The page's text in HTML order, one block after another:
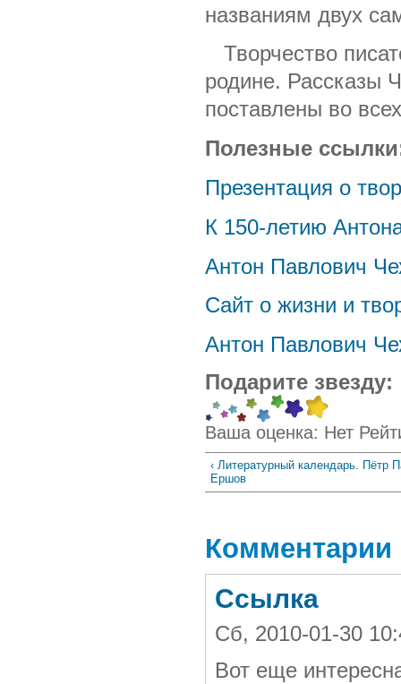
названиям двух
Творчество
родине. Рассказы
поставлены во
Полезные
Презентация о
К 150-летию
Антон Павлович
Сайт о жизни и
Антон Павлович
Подарите звезду:
Ваша оценка: Нет
‹ Литературный календарь. Пётр
Ершов
Комментарии
Ссылка
Сб, 2010-01-30
Вот еще